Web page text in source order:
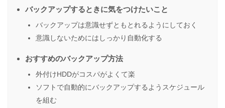
バックアップするときに気をつけたいこと
バックアップは意識せずともとれるようにしておく
意識しないためにはしっかり自動化する
おすすめのバックアップ方法
外付けHDDがコスパがよくて楽
ソフトで自動的にバックアップするようスケジュール
を組む